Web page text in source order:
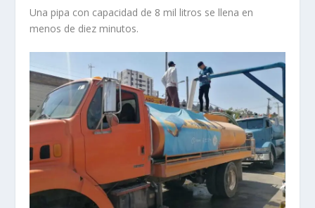
Una pipa con capacidad de 8 mil litros se llena en
menos de diez minutos.